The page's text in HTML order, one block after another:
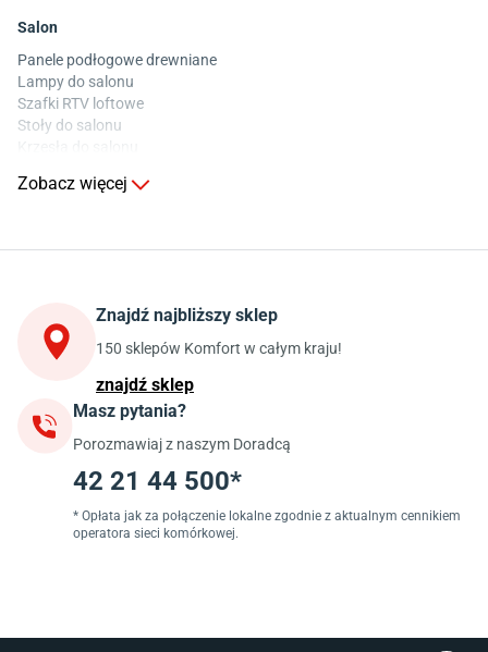
Salon
Panele podłogowe drewniane
Lampy do salonu
Szafki RTV loftowe
Stoły do salonu
Stoły do kuchni
Szafki kuchenne wiszące (górne)
Szafki pod zlewozmywak
Blaty kuchenne laminowane
Jadalnia
Stoły do jadalni
Krzesła do jadalni
Dywany szare
Lampy w stylu loftowym
Lampy wiszące do jadalni
Zobacz więcej
Znajdź najbliższy sklep
150 sklepów Komfort w całym kraju!
znajdź sklep
Masz pytania?
Porozmawiaj z naszym Doradcą
42 21 44 500*
* Opłata jak za połączenie lokalne zgodnie z aktualnym cennikiem
operatora sieci komórkowej.